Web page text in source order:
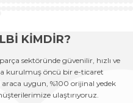
KİMDİR?
sektöründe güvenilir, hızlı ve
kurulmuş öncü bir e-ticaret
uygun, %100 orijinal yedek
ulaştırıyoruz.